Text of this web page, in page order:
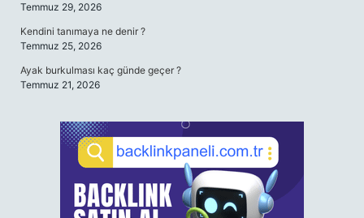
Temmuz 29, 2026
Kendini tanımaya ne denir ?
Temmuz 25, 2026
Ayak burkulması kaç günde geçer ?
Temmuz 21, 2026